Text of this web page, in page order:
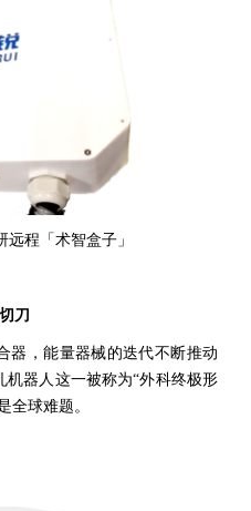
远程「术智盒子」
刀
器，能量器械的迭代不断推动
器人这一被称为“外科终极形
全球难题。